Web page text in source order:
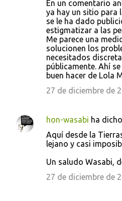
En un comentario
ya hay un sitio para
se le ha dado
estigmatizar a las
Me parece una
solucionen los
necesitados
públicamente. Ahí
buen hacer de Lola
27 de diciembre de
hon-wasabi ha
Aquí desde la
lejano y casi
Un saludo Wasabi,
27 de diciembre de